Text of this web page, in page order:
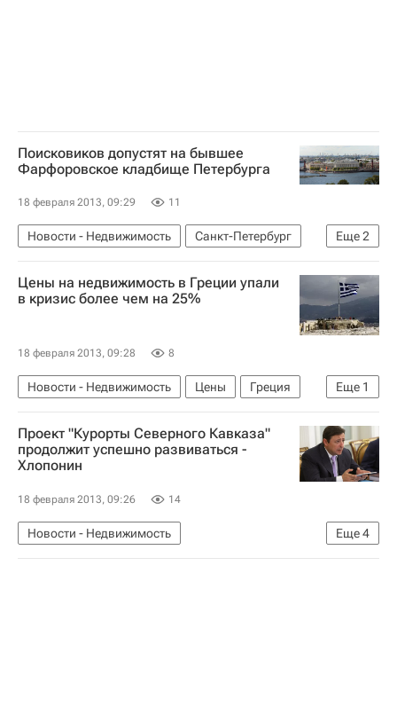
Поисковиков допустят на бывшее
Фарфоровское кладбище Петербурга
18 февраля 2013, 09:29 11
Еще2
Новости - Недвижимость
Санкт-Петербург
Кладбища
Россия
Цены на недвижимость в Греции упали
в кризис более чем на 25%
18 февраля 2013, 09:28 8
Еще 1
Новости - Недвижимость Цены
Греция
Недвижимость
Проект "Курорты Северного Кавказа"
продолжит успешно развиваться -
Хлопонин
18 февраля 2013, 09:26 14
Еще4
Новости - Недвижимость
Коммерческая недвижимость